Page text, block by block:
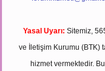
Yasal Uyarı: Sitemiz,
ve İletişim Kurumu (BTK)
hizmet vermektedir.